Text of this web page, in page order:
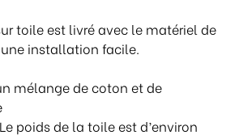
9
6
0
toile est livré avec le matériel de
installation facile.
mélange de coton et de
poids de la toile est d’environ